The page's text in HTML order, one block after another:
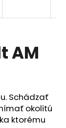
AM
Schádzať
okolitú
ktorému